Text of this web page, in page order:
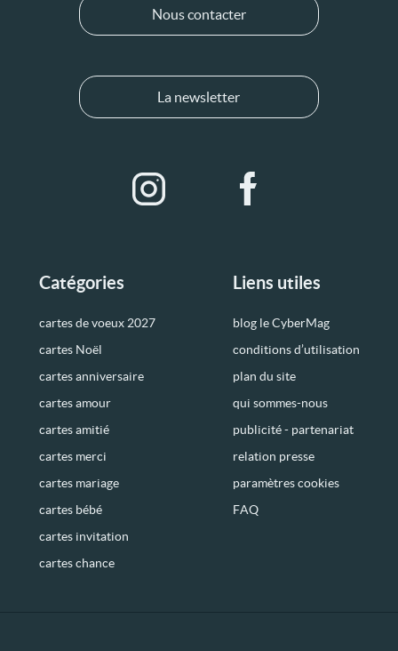
Catégories
cartes de voeux 2027
cartes Noël
cartes anniversaire
cartes amour
cartes amitié
cartes merci
cartes mariage
cartes bébé
cartes invitation
cartes chance
Liens utiles
blog le CyberMag
conditions d’utilisation
plan du site
qui sommes-nous
publicité - partenariat
relation presse
paramètres cookies
FAQ
Nous contacter
La newsletter